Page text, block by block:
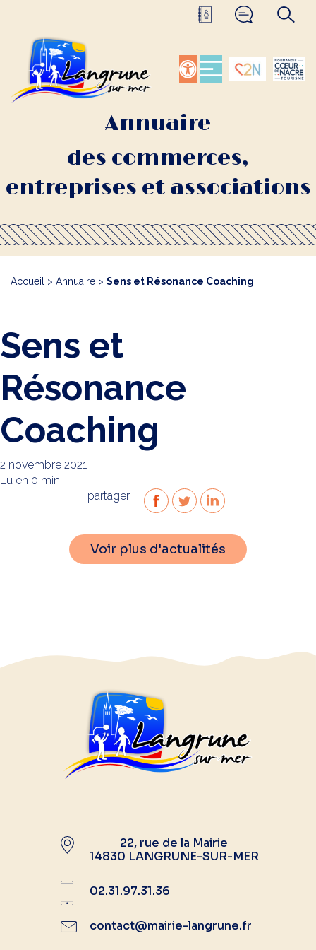
Annuaire
des commerces,
entreprises et associations
Accueil > Annuaire > Sens et Résonance Coaching
Sens et
Résonance
Coaching
2 novembre 2021
Lu en 0 min
partager
Voir plus d'actualités
22, rue de la Mairie
14830 LANGRUNE-SUR-MER
02.31.97.31.36
contact@mairie-langrune.fr